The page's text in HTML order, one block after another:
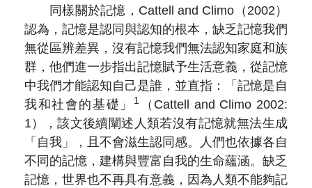
同樣關於記憶，Cattell and Climo（2002）
認為，記憶是認同與認知的根本，缺乏記憶我們
無從區辨差異，沒有記憶我們無法認知家庭和族
群，他們進一步指出記憶賦予生活意義，從記憶
中我們才能認知自己是誰，並直指：「 記憶是自
我和社會的基礎 」 1 （Cattell and Climo 2002:
1），該文後續闡述人類若沒有記憶就無法生成
「自我」，且不會滋生認同感。人們也依據各自
不同的記憶，建構與豐富自我的生命蘊涵。缺乏
記憶，世界也不再具有意義，因為人類不能夠記